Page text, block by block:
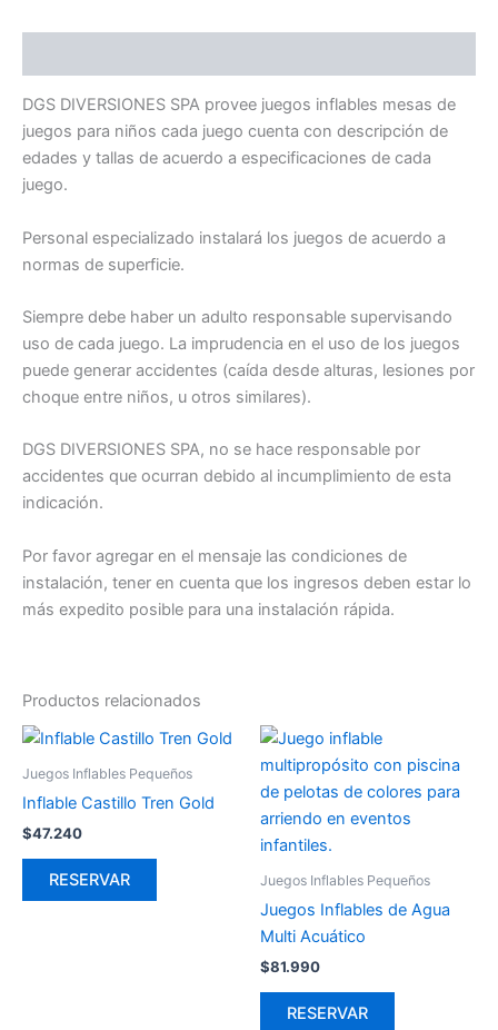
DGS DIVERSIONES SPA provee juegos inflables mesas de
juegos para niños cada juego cuenta con descripción de
edades y tallas de acuerdo a especificaciones de cada
juego.
Personal especializado instalará los juegos de acuerdo a
normas de superficie.
Siempre debe haber un adulto responsable supervisando
uso de cada juego. La imprudencia en el uso de los juegos
puede generar accidentes (caí­da desde alturas, lesiones por
choque entre niños, u otros similares).
DGS DIVERSIONES SPA, no se hace responsable por
accidentes que ocurran debido al incumplimiento de esta
indicación.
Por favor agregar en el mensaje las condiciones de
instalación, tener en cuenta que los ingresos deben estar lo
más expedito posible para una instalación rápida.
Productos relacionados
Juegos Inflables Pequeños
Inflable Castillo Tren Gold
$47.240
RESERVAR Juegos Inflables Pequeños
Juegos Inflables de Agua
Multi Acuático
$81.990
RESERVAR